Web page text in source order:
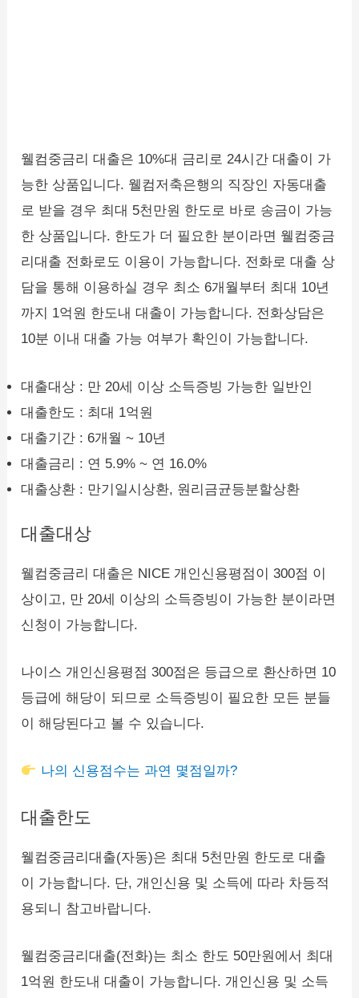
웰컴중금리 대출은 10%대 금리로 24시간 대출이 가
능한 상품입니다. 웰컴저축은행의 직장인 자동대출
로 받을 경우 최대 5천만원 한도로 바로 송금이 가능
한 상품입니다. 한도가 더 필요한 분이라면 웰컴중금
리대출 전화로도 이용이 가능합니다. 전화로 대출 상
담을 통해 이용하실 경우 최소 6개월부터 최대 10년
까지 1억원 한도내 대출이 가능합니다. 전화상담은
10분 이내 대출 가능 여부가 확인이 가능합니다.
대출대상 : 만 20세 이상 소득증빙 가능한 일반인
대출한도 : 최대 1억원
대출기간 : 6개월 ~ 10년
대출금리 : 연 5.9% ~ 연 16.0%
대출상환 : 만기일시상환, 원리금균등분할상환
대출대상
웰컴중금리 대출은 NICE 개인신용평점이 300점 이
상이고, 만 20세 이상의 소득증빙이 가능한 분이라면
신청이 가능합니다.
나이스 개인신용평점 300점은 등급으로 환산하면 10
등급에 해당이 되므로 소득증빙이 필요한 모든 분들
이 해당된다고 볼 수 있습니다.
나의 신용점수는 과연 몇점일까?
대출한도
웰컴중금리대출(자동)은 최대 5천만원 한도로 대출
이 가능합니다. 단, 개인신용 및 소득에 따라 차등적
용되니 참고바랍니다.
웰컴중금리대출(전화)는 최소 한도 50만원에서 최대
1억원 한도내 대출이 가능합니다. 개인신용 및 소득